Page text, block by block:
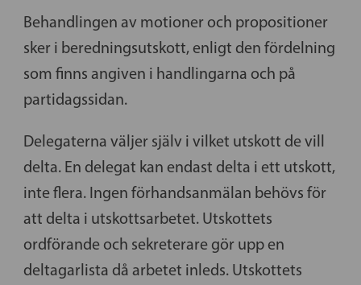
Behandlingen av motioner och propositioner
sker i beredningsutskott, enligt den fördelning
som finns angiven i handlingarna och på
partidagssidan.
Delegaterna väljer själv i vilket utskott de vill
delta. En delegat kan endast delta i ett utskott,
inte flera. Ingen förhandsanmälan behövs för
att delta i utskottsarbetet. Utskottets
ordförande och sekreterare gör upp en
deltagarlista då arbetet inleds. Utskottets